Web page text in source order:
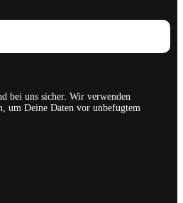
bei uns sicher. Wir verwenden
um Deine Daten vor unbefugtem